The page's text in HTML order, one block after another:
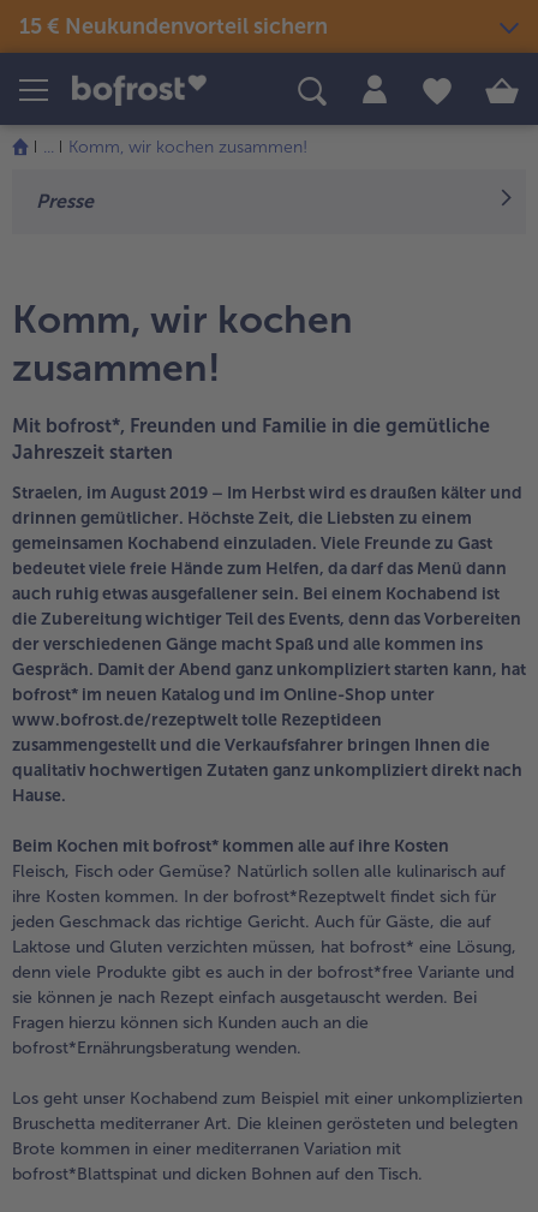
Produkte
alle Fertige Gerichte
Fisch & Meeresfrüchte
alle Fisch & Meeresfrüchte
alle Gemüse
alle Fleisch
Geflügel
alle Geflügel
Fleischersatz
alle Fleischersatz
Pizza
alle Pizza
Snacks
alle Kartoffelprodukte
Beilagen & Saucen
alle Beilagen & Saucen
Suppeneinlagen
alle Suppeneinlagen
Brot & Brötchen
alle Brot & Brötchen
Kuchen & Torten
alle Kuchen & Torten
Themenwelten
alle Picknick
Neuheiten
alle Neuheiten
alle Angebote
alle Bestseller
Online Exklusiv
alle Online Exklusiv
Länderküche
alle Länderküche
Vegetarisch & Vegan
alle Vegetarisch & Vegan
BIO
alle Kids-Produkte
Schoko-Genuss
alle Schoko-Genuss
Confiserie & Feinkost
alle Confiserie & Feinkost
Für die Heißluftfritteuse
alle Für die Heißluftfritteuse
bofrost*free
alle bofrost*free
Rezepte
Festliches
alle Festliches
alle Für Kinder
alle Süßes & Desserts
Fertiges verfeinert
Entdecke köstliche Rezepte
15 € Neukundenvorteil sichern
... Komm, wir kochen zusammen!
Presse
Komm, wir kochen
zusammen!
Mit bofrost*, Freunden und Familie in die gemütliche
Jahreszeit starten
Straelen, im August 2019 – Im Herbst wird es draußen kälter und
drinnen gemütlicher. Höchste Zeit, die Liebsten zu einem
gemeinsamen Kochabend einzuladen. Viele Freunde zu Gast
bedeutet viele freie Hände zum Helfen, da darf das Menü dann
auch ruhig etwas ausgefallener sein. Bei einem Kochabend ist
die Zubereitung wichtiger Teil des Events, denn das Vorbereiten
der verschiedenen Gänge macht Spaß und alle kommen ins
Gespräch. Damit der Abend ganz unkompliziert starten kann, hat
bofrost* im neuen Katalog und im Online-Shop unter
www.bofrost.de/rezeptwelt tolle Rezeptideen
zusammengestellt und die Verkaufsfahrer bringen Ihnen die
qualitativ hochwertigen Zutaten ganz unkompliziert direkt nach
Hause.
Beim Kochen mit bofrost* kommen alle auf ihre Kosten
Fleisch, Fisch oder Gemüse? Natürlich sollen alle kulinarisch auf
ihre Kosten kommen. In der bofrost*Rezeptwelt findet sich für
jeden Geschmack das richtige Gericht. Auch für Gäste, die auf
Laktose und Gluten verzichten müssen, hat bofrost* eine Lösung,
denn viele Produkte gibt es auch in der bofrost*free Variante und
sie können je nach Rezept einfach ausgetauscht werden. Bei
Fragen hierzu können sich Kunden auch an die
bofrost*Ernährungsberatung wenden.
Los geht unser Kochabend zum Beispiel mit einer unkomplizierten
Bruschetta mediterraner Art. Die kleinen gerösteten und belegten
Brote kommen in einer mediterranen Variation mit
bofrost*Blattspinat und dicken Bohnen auf den Tisch.